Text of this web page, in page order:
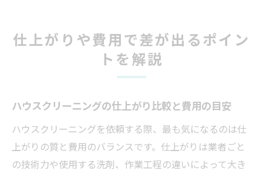
仕上がりや費用で差が出るポイン
トを解説
ハウスクリーニングの仕上がり比較と費用の目安
ハウスクリーニングを依頼する際、最も気になるのは仕
上がりの質と費用のバランスです。仕上がりは業者ごと
の技術力や使用する洗剤、作業工程の違いによって大き